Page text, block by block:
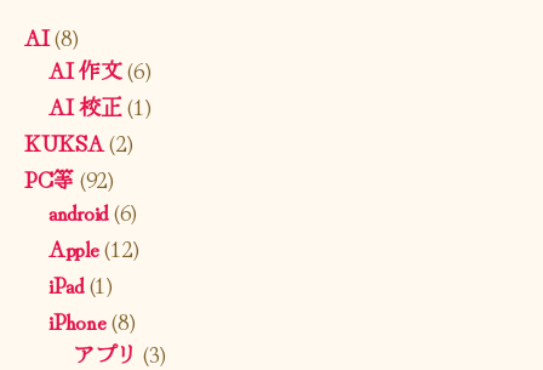
AI(8)
AI 作文(6)
AI 校正(1)
KUKSA(2)
PC等(92)
android(6)
Apple(12)
iPad(1)
iPhone(8)
アプリ (3)